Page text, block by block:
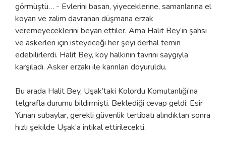
görmüştü… - Evlerini basan, yiyeceklerine, samanlarına el
koyan ve zalim davranan düşmana erzak
veremeyeceklerini beyan ettiler. Ama Halit Bey’in şahsı
ve askerleri için isteyeceği her şeyi derhal temin
edebilirlerdi. Halit Bey, köy halkının tavrını saygıyla
karşıladı. Asker erzakı ile karınları doyuruldu.
Bu arada Halit Bey, Uşak’taki Kolordu Komutanlığı’na
telgrafla durumu bildirmişti. Beklediği cevap geldi: Esir
Yunan subaylar, gerekli güvenlik tertibatı alındıktan sonra
hızlı şekilde Uşak’a intikal ettirilecekti.